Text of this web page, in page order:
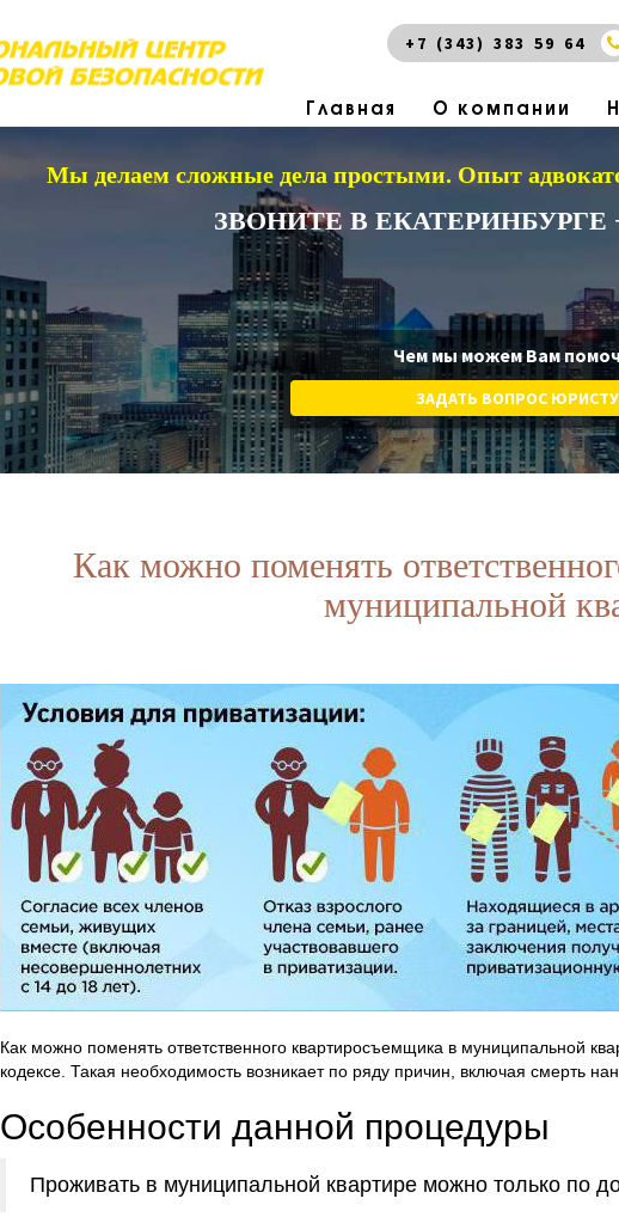
+7 (343) 383 59 64
Главная О компании
Мы делаем сложные дела простыми. Опыт
ЗВОНИТЕ В ЕКАТЕРИНБУРГЕ +7
Чем мы можем Вам
ЗАДАТЬ ВОПРОС ЮРИСТУ
Как можно поменять
муниципальной
Как можно поменять ответственного квартиросъемщика в муниципальной
кодексе. Такая необходимость возникает по ряду причин, включая смерть
Особенности данной процедуры
Проживать в муниципальной квартире можно только по